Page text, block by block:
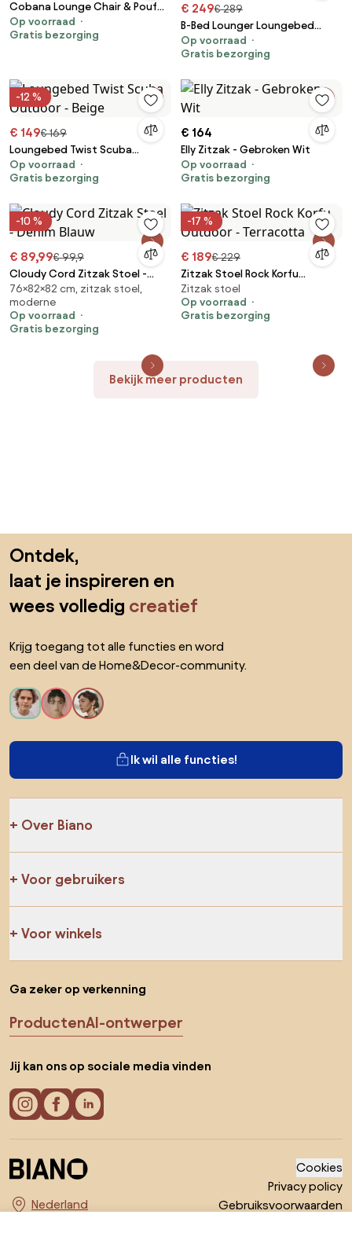
Cobana Lounge Chair & Pouf
Outdoor - Bruin
Op voorraad
Gratis bezorging
€ 249€ 289
B-Bed Lounger Loungebed
Outdoor - Silver Grey
Op voorraad
Gratis bezorging
-12 %
€ 149€ 169
Loungebed Twist Scuba
Outdoor - Beige
Op voorraad
Gratis bezorging
€ 164
Elly Zitzak - Gebroken Wit
Op voorraad
Gratis bezorging
-10 %
€ 89,99€ 99,9
Cloudy Cord Zitzak Stoel -
Denim Blauw
76×82×82 cm, zitzak stoel,
moderne
Op voorraad
Gratis bezorging
-17 %
€ 189€ 229
Zitzak Stoel Rock Korfu
Outdoor - Terracotta
Zitzak stoel
Op voorraad
Gratis bezorging
Bekijk meer producten
Ontdek,
laat je inspireren en
wees volledig creatief
Krijg toegang tot alle functies en word
een deel van de Home&Decor-community.
Ik wil alle functies!
Over Biano
Voor gebruikers
Voor winkels
Ga zeker op verkenning
ProductenAI-ontwerper
Jij kan ons op sociale media vinden
Kies land
Cookies
Privacy policy
Gebruiksvoorwaarden